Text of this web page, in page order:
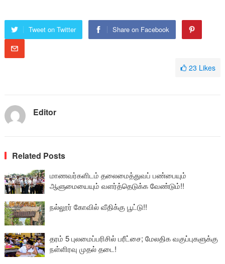
Tweet on Twitter Share on Facebook
23 Likes
Editor
Related Posts
மாணவர்களிடம் தலைமைத்துவப் பண்பையும்
ஆளுமையையும் வளர்த்தெடுக்க வேண்டும்!!
நல்லூர் கோவில் வீதிக்கு பூட்டு!!
தரம் 5 புலமைப்பரிசில் பரீட்சை; மேலதிக வகுப்புகளுக்கு
நள்ளிரவு முதல் தடை!